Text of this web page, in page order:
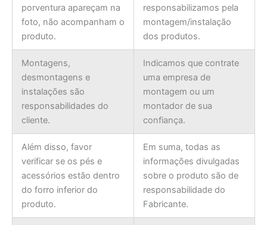
porventura apareçam na
foto, não acompanham o
produto.
responsabilizamos pela
montagem/instalação
dos produtos.
Montagens,
desmontagens e
instalações são
responsabilidades do
cliente.
Indicamos que contrate
uma empresa de
montagem ou um
montador de sua
confiança.
Além disso, favor
verificar se os pés e
acessórios estão dentro
do forro inferior do
produto.
Em suma, todas as
informações divulgadas
sobre o produto são de
responsabilidade do
Fabricante.